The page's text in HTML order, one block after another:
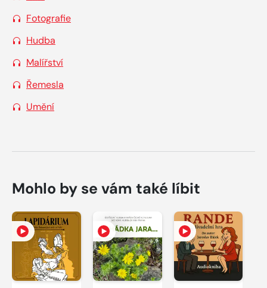
Fotografie
Hudba
Malířství
Řemesla
Umění
Mohlo by se vám také líbit